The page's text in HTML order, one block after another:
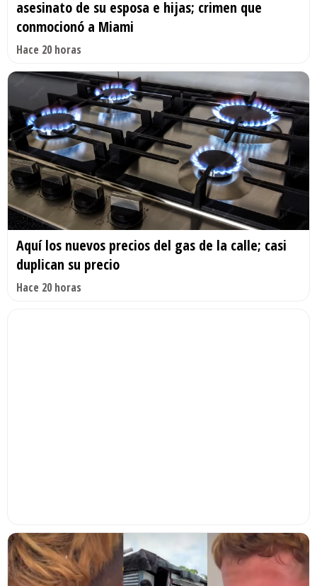
asesinato de su esposa e hijas; crimen que
conmocionó a Miami
Hace 20 horas
Aquí los nuevos precios del gas de la calle; casi
duplican su precio
Hace 20 horas